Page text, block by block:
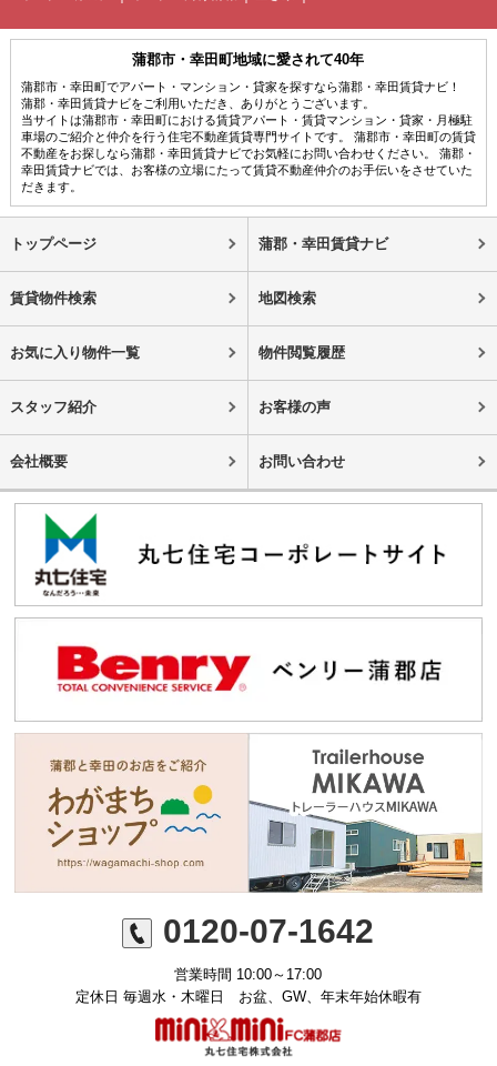
蒲郡市・幸田町地域に愛されて40年
蒲郡市・幸田町でアパート・マンション・貸家を探すなら蒲郡・幸田賃貸ナビ！
蒲郡・幸田賃貸ナビをご利用いただき、ありがとうございます。
当サイトは蒲郡市・幸田町における賃貸アパート・賃貸マンション・貸家・月極駐
車場のご紹介と仲介を行う住宅不動産賃貸専門サイトです。 蒲郡市・幸田町の賃貸
不動産をお探しなら蒲郡・幸田賃貸ナビでお気軽にお問い合わせください。 蒲郡・
幸田賃貸ナビでは、お客様の立場にたって賃貸不動産仲介のお手伝いをさせていた
だきます。
トップページ 蒲郡・幸田賃貸ナビ
賃貸物件検索 地図検索
お気に入り物件一覧 物件閲覧履歴
スタッフ紹介 お客様の声
会社概要 お問い合わせ
0120-07-1642
営業時間 10:00～17:00
定休日 毎週水・木曜日 お盆、GW、年末年始休暇有